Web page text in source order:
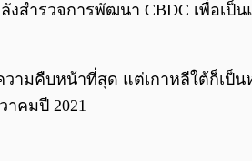
ำรวจการพัฒนา CBDC เพื่อเ
ามคืบหน้าที่สุด แต่เกาหลีใต้ก็เป็
คมปี 2021